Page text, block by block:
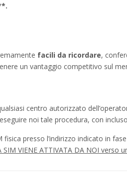
facili da ricordare,
un vantaggio competitivo sul
centro autorizzato
noi tale procedura, con
presso l’indirizzo indicato in
VIENE ATTIVATA DA NOI verso